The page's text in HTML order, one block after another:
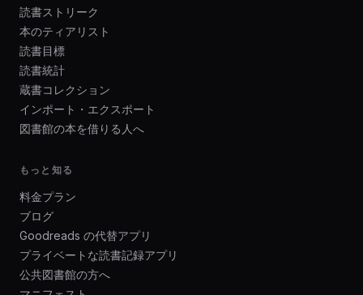
読書ストリーク
本のティアリスト
読書目標
読書統計
蔵書コレクション
インポート・エクスポート
図書館の本を借りる人へ
もっと知る
料金プラン
ブログ
Goodreads の代替アプリ
プライベートな読書記録アプリ
公共図書館の方へ